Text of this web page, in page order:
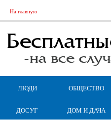
На главную
ЛЮДИ ОБЩЕСТВО
ДОСУГ ДОМ И ДАЧА